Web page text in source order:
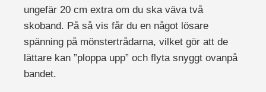
ungefär 20 cm extra om du ska väva två
skoband. På så vis får du en något lösare
spänning på mönstertrådarna, vilket gör att de
lättare kan ”ploppa upp” och flyta snyggt ovanpå
bandet.